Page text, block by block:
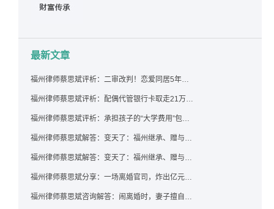
最新文章
福州律师蔡思斌评析：二审改判！恋爱同居5年为女友买车，分手后能要回吗？
福州律师蔡思斌评析：配偶代管银行卡取走21万，离婚后这笔钱还要得回来吗？
福州律师蔡思斌评析：承担孩子的“大学费用”包括高额留学费用吗？
福州律师蔡思斌解答：变天了：福州继承、赠与房产转让要收20%个税？福州国税官方回复来了！
福州律师蔡思斌解答：变天了：福州继承、赠与房产转让要收20%个税？福州国税官方回答来了！
福州律师蔡思斌分享：一场离婚官司，炸出亿元“糊涂账”：本想分割家产，结果“自爆”了家底
福州律师蔡思斌咨询解答：闹离婚时，妻子擅自带走孩子并阻止其上学，违法吗？该如何维权？